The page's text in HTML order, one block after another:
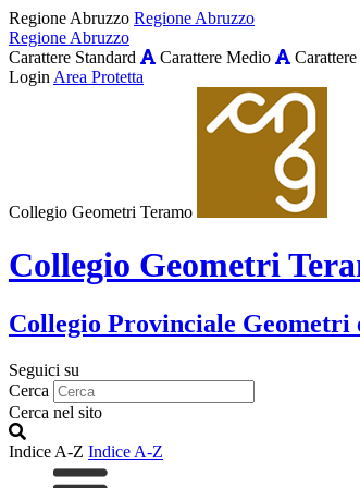
Regione Abruzzo Regione Abruzzo
Regione Abruzzo
Carattere Standard
Carattere Medio
Login Area Protetta
Collegio Geometri Teramo
Collegio Geometri
Collegio Provinciale
Seguici su
Cerca
Cerca nel sito
Indice A-Z Indice A-Z